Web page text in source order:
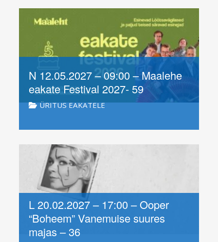
N 12.05.2027 – 09:00 – Maalehe
eakate Festival 2027- 59
ÜRITUS EAKATELE
L 20.02.2027 – 17:00 – Ooper
“Boheem” Vanemuise suures
majas – 36